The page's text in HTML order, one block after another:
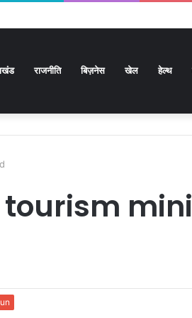
राजनीति बिज़नेस खेल हेल्थ